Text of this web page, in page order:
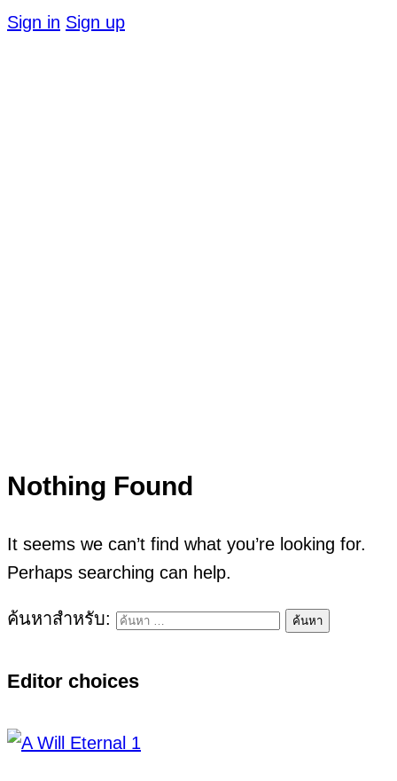
Sign in Sign up
Nothing Found
It seems we can’t find what you’re looking for.
Perhaps searching can help.
ค้นหาสำหรับ:
Editor choices